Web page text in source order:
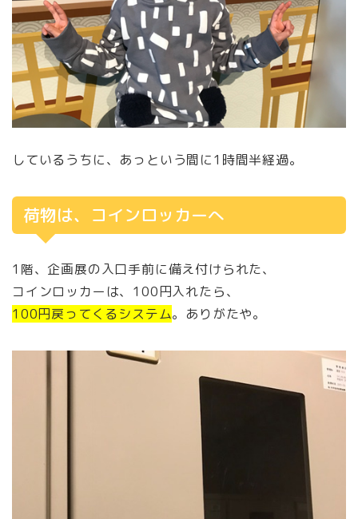
しているうちに、あっという間に1時間半経過。
荷物は、コインロッカーへ
1階、企画展の入口手前に備え付けられた、
コインロッカーは、100円入れたら、
100円戻ってくるシステム。ありがたや。